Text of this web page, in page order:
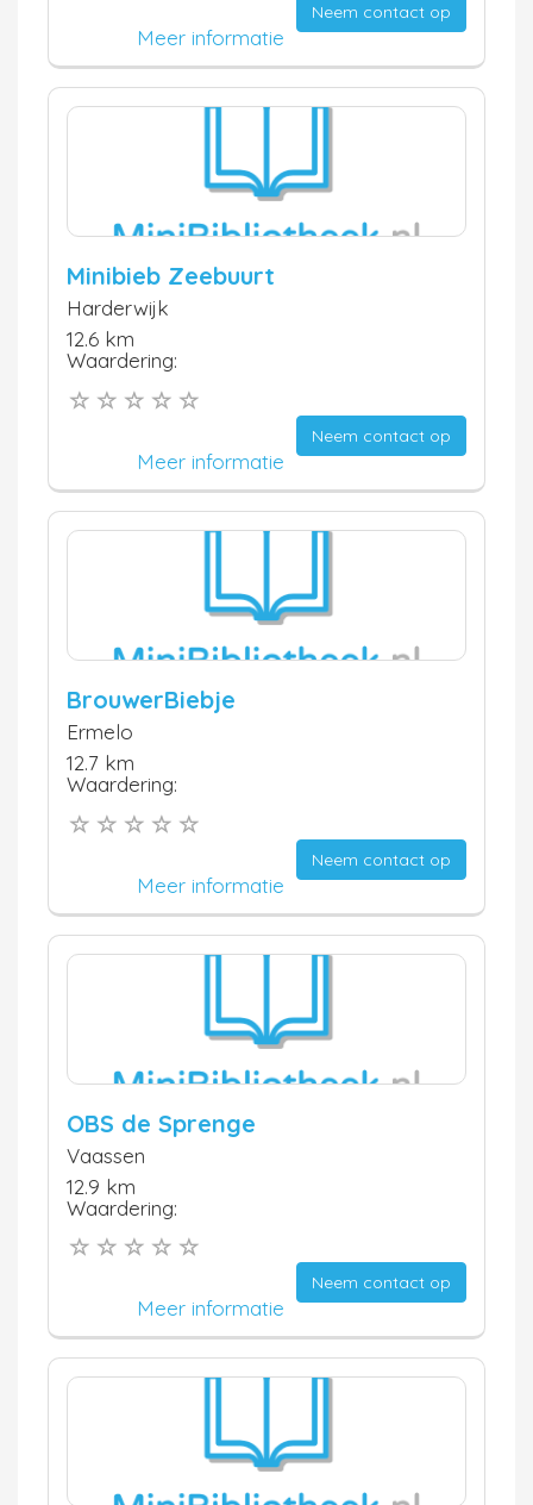
Neem contact op
Meer informatie
Minibieb Zeebuurt
Harderwijk
12.6 km
Waardering:
Neem contact op
Meer informatie
BrouwerBiebje
Ermelo
12.7 km
Waardering:
Neem contact op
Meer informatie
OBS de Sprenge
Vaassen
12.9 km
Waardering:
Neem contact op
Meer informatie